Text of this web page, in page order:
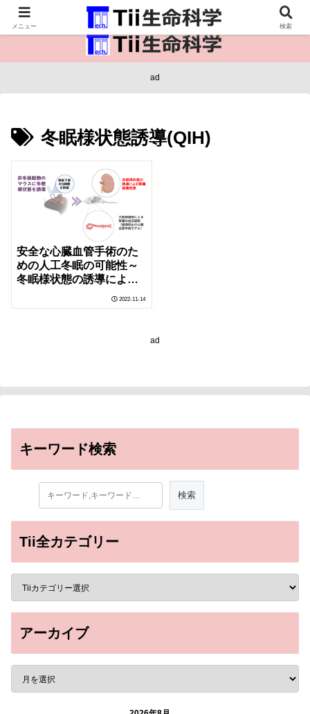
医療保健・生命・生物の情報インフラ。
ad
冬眠様状態誘導(QIH)
安全な心臓血管手術のた
めの人工冬眠の可能性～
冬眠様状態の誘導によ
できる～
2022-11-14
ad
キーワード検索
Tii全カテゴリー
アーカイブ
メニュー 検索